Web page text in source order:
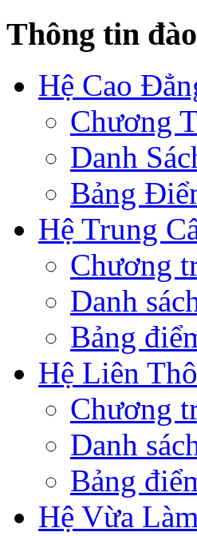
Thông tin
Hệ Cao
Chương
Danh
Bảng
Hệ Trung
Chương
Danh
Bảng
Hệ Liên
Chương
Danh
Bảng
Hệ Vừa